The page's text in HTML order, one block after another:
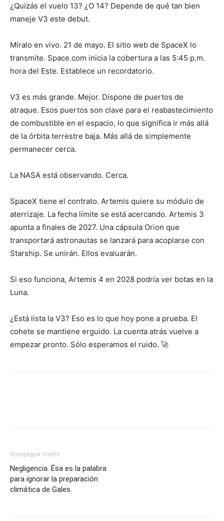
¿Quizás el vuelo 13? ¿O 14? Depende de qué tan bien
maneje V3 este debut.
Míralo en vivo. 21 de mayo. El sitio web de SpaceX lo
transmite. Space.com inicia la cobertura a las 5:45 p.m.
hora del Este. Establece un recordatorio.
V3 es más grande. Mejor. Dispone de puertos de
atraque. Esos puertos son clave para el reabastecimiento
de combustible en el espacio, lo que significa ir más allá
de la órbita terrestre baja. Más allá de simplemente
permanecer cerca.
La NASA está observando. Cerca.
SpaceX tiene el contrato. Artemis quiere su módulo de
aterrizaje. La fecha límite se está acercando. Artemis 3
apunta a finales de 2027. Una cápsula Orion que
transportará astronautas se lanzará para acoplarse con
Starship. Se unirán. Ellos evaluarán.
Si eso funciona, Artemis 4 en 2028 podría ver botas en la
Luna.
¿Está lista la V3? Eso es lo que hoy pone a prueba. El
cohete se mantiene erguido. La cuenta atrás vuelve a
empezar pronto. Sólo esperamos el ruido. 🚀
попередня стаття
Negligencia. Ésa es la palabra
para ignorar la preparación
climática de Gales.